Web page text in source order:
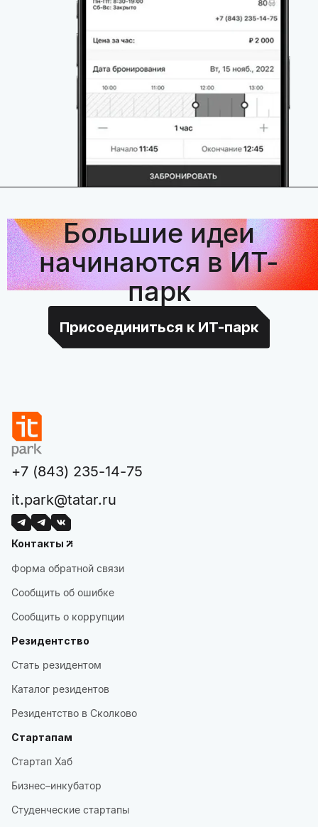
Большие идеи
начинаются в ИТ-
парк
Присоединиться к ИТ-парк
+7 (843) 235-14-75
it.park@tatar.ru
Контакты
Форма обратной связи
Сообщить об ошибке
Сообщить о коррупции
Резидентство
Стать резидентом
Каталог резидентов
Резидентство в Сколково
Стартапам
Стартап Хаб
Бизнес–инкубатор
Студенческие стартапы